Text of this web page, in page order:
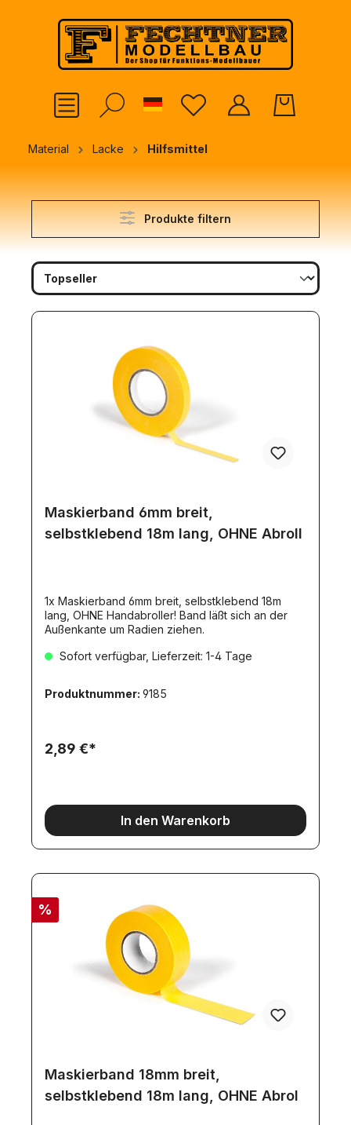
springen
German
Material Lacke Hilfsmittel
Produkte filtern
Maskierband 6mm breit,
selbstklebend 18m lang, OHNE Abroll
1x Maskierband 6mm breit, selbstklebend 18m
lang, OHNE Handabroller! Band läßt sich an der
Außenkante um Radien ziehen.
Sofort verfügbar, Lieferzeit: 1-4 Tage
Produktnummer: 9185
2,89 €*
In den Warenkorb
%
Maskierband 18mm breit,
selbstklebend 18m lang, OHNE Abrol